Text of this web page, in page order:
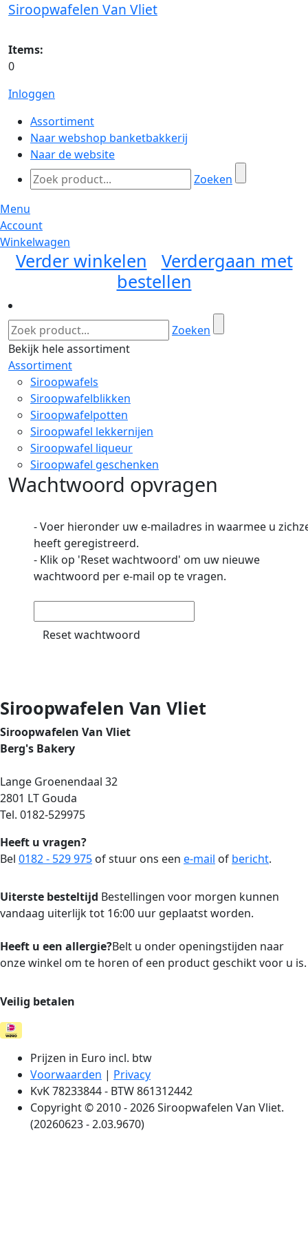
Siroopwafelen Van Vliet
Items:
0
Inloggen
Assortiment
Naar webshop banketbakkerij
Naar de website
Zoeken
Menu
Account
Winkelwagen
Verder winkelen
Verdergaan met
bestellen
Zoeken
Bekijk hele assortiment
Assortiment
Siroopwafels
Siroopwafelblikken
Siroopwafelpotten
Siroopwafel lekkernijen
Siroopwafel liqueur
Siroopwafel geschenken
Wachtwoord opvragen
- Voer hieronder uw e-mailadres in waarmee u
heeft geregistreerd.
- Klik op 'Reset wachtwoord' om uw nieuwe
wachtwoord per e-mail op te vragen.
Reset wachtwoord
Siroopwafelen Van Vliet
Siroopwafelen Van Vliet
Berg's Bakery
Lange Groenendaal 32
2801 LT Gouda
Tel. 0182-529975
Heeft u vragen?
Bel 0182 - 529 975 of stuur ons een e-mail of bericht.
Uiterste besteltijd Bestellingen voor morgen kunnen
vandaag uiterlijk tot 16:00 uur geplaatst worden.
Heeft u een allergie?Belt u onder openingstijden naar
onze winkel om te horen of een product geschikt voor u is.
Veilig betalen
Prijzen in Euro incl. btw
Voorwaarden | Privacy
KvK 78233844 - BTW 861312442
Copyright © 2010 - 2026 Siroopwafelen Van Vliet.
(20260623 - 2.03.9670)